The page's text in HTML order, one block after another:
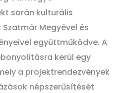
során kulturális
Megyével és
együttműködve. A
kerül egy
a projektrendezvények
népszerűsítését